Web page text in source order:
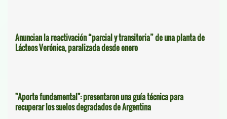
Anuncian la reactivación “parcial y transitoria” de una planta de
Lácteos Verónica, paralizada desde enero
"Aporte fundamental": presentaron una guía técnica para
recuperar los suelos degradados de Argentina